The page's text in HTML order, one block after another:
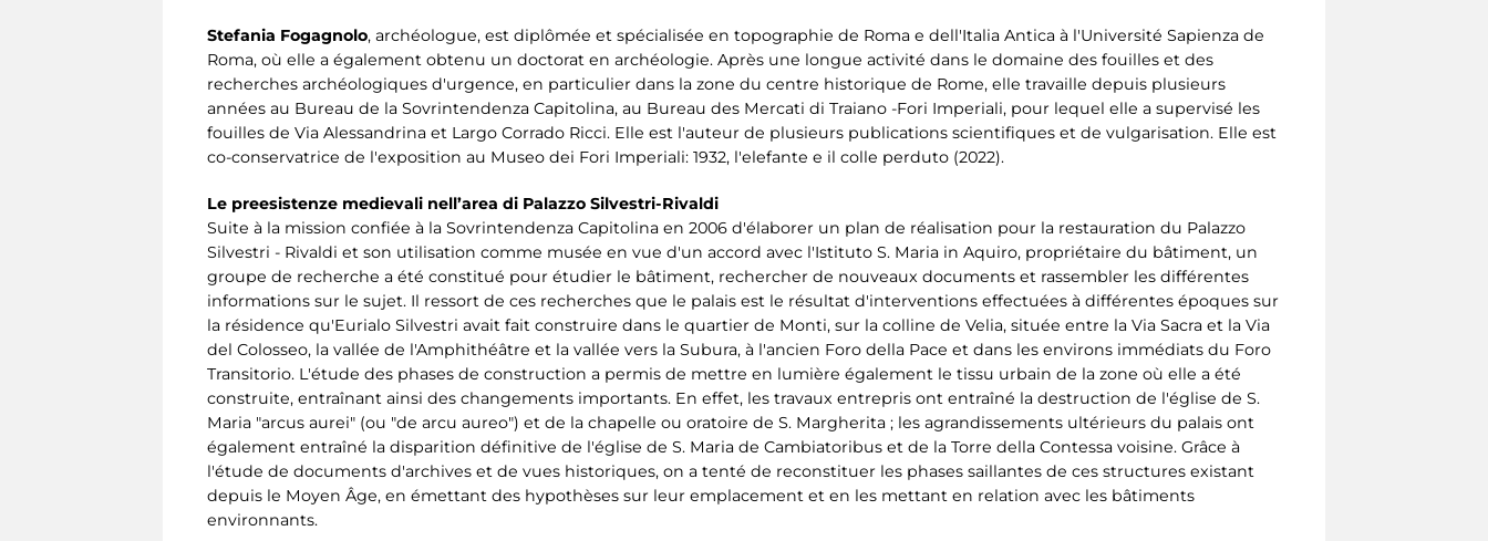
Stefania Fogagnolo, archéologue, est diplômée et spécialisée en topographie de Roma e dell'Italia Antica à l'Université Sapienza de
Roma, où elle a également obtenu un doctorat en archéologie. Après une longue activité dans le domaine des fouilles et des
recherches archéologiques d'urgence, en particulier dans la zone du centre historique de Rome, elle travaille depuis plusieurs
années au Bureau de la Sovrintendenza Capitolina, au Bureau des Mercati di Traiano -Fori Imperiali, pour lequel elle a supervisé les
fouilles de Via Alessandrina et Largo Corrado Ricci. Elle est l'auteur de plusieurs publications scientifiques et de vulgarisation. Elle est
co-conservatrice de l'exposition au Museo dei Fori Imperiali: 1932, l'elefante e il colle perduto (2022).
Le preesistenze medievali nell’area di Palazzo Silvestri-Rivaldi
Suite à la mission confiée à la Sovrintendenza Capitolina en 2006 d'élaborer un plan de réalisation pour la restauration du Palazzo
Silvestri - Rivaldi et son utilisation comme musée en vue d'un accord avec l'Istituto S. Maria in Aquiro, propriétaire du bâtiment, un
groupe de recherche a été constitué pour étudier le bâtiment, rechercher de nouveaux documents et rassembler les différentes
informations sur le sujet. Il ressort de ces recherches que le palais est le résultat d'interventions effectuées à différentes époques sur
la résidence qu'Eurialo Silvestri avait fait construire dans le quartier de Monti, sur la colline de Velia, située entre la Via Sacra et la Via
del Colosseo, la vallée de l'Amphithéâtre et la vallée vers la Subura, à l'ancien Foro della Pace et dans les environs immédiats du Foro
Transitorio. L'étude des phases de construction a permis de mettre en lumière également le tissu urbain de la zone où elle a été
construite, entraînant ainsi des changements importants. En effet, les travaux entrepris ont entraîné la destruction de l'église de S.
Maria "arcus aurei" (ou "de arcu aureo") et de la chapelle ou oratoire de S. Margherita ; les agrandissements ultérieurs du palais ont
également entraîné la disparition définitive de l'église de S. Maria de Cambiatoribus et de la Torre della Contessa voisine. Grâce à
l'étude de documents d'archives et de vues historiques, on a tenté de reconstituer les phases saillantes de ces structures existant
depuis le Moyen Âge, en émettant des hypothèses sur leur emplacement et en les mettant en relation avec les bâtiments
environnants.